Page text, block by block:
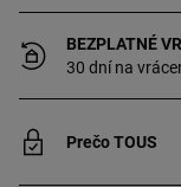
vyrobený z
kt pozlátením s
zaručuje lepšiu
BEZPLATNÉ
30 dní na
Prečo TOUS